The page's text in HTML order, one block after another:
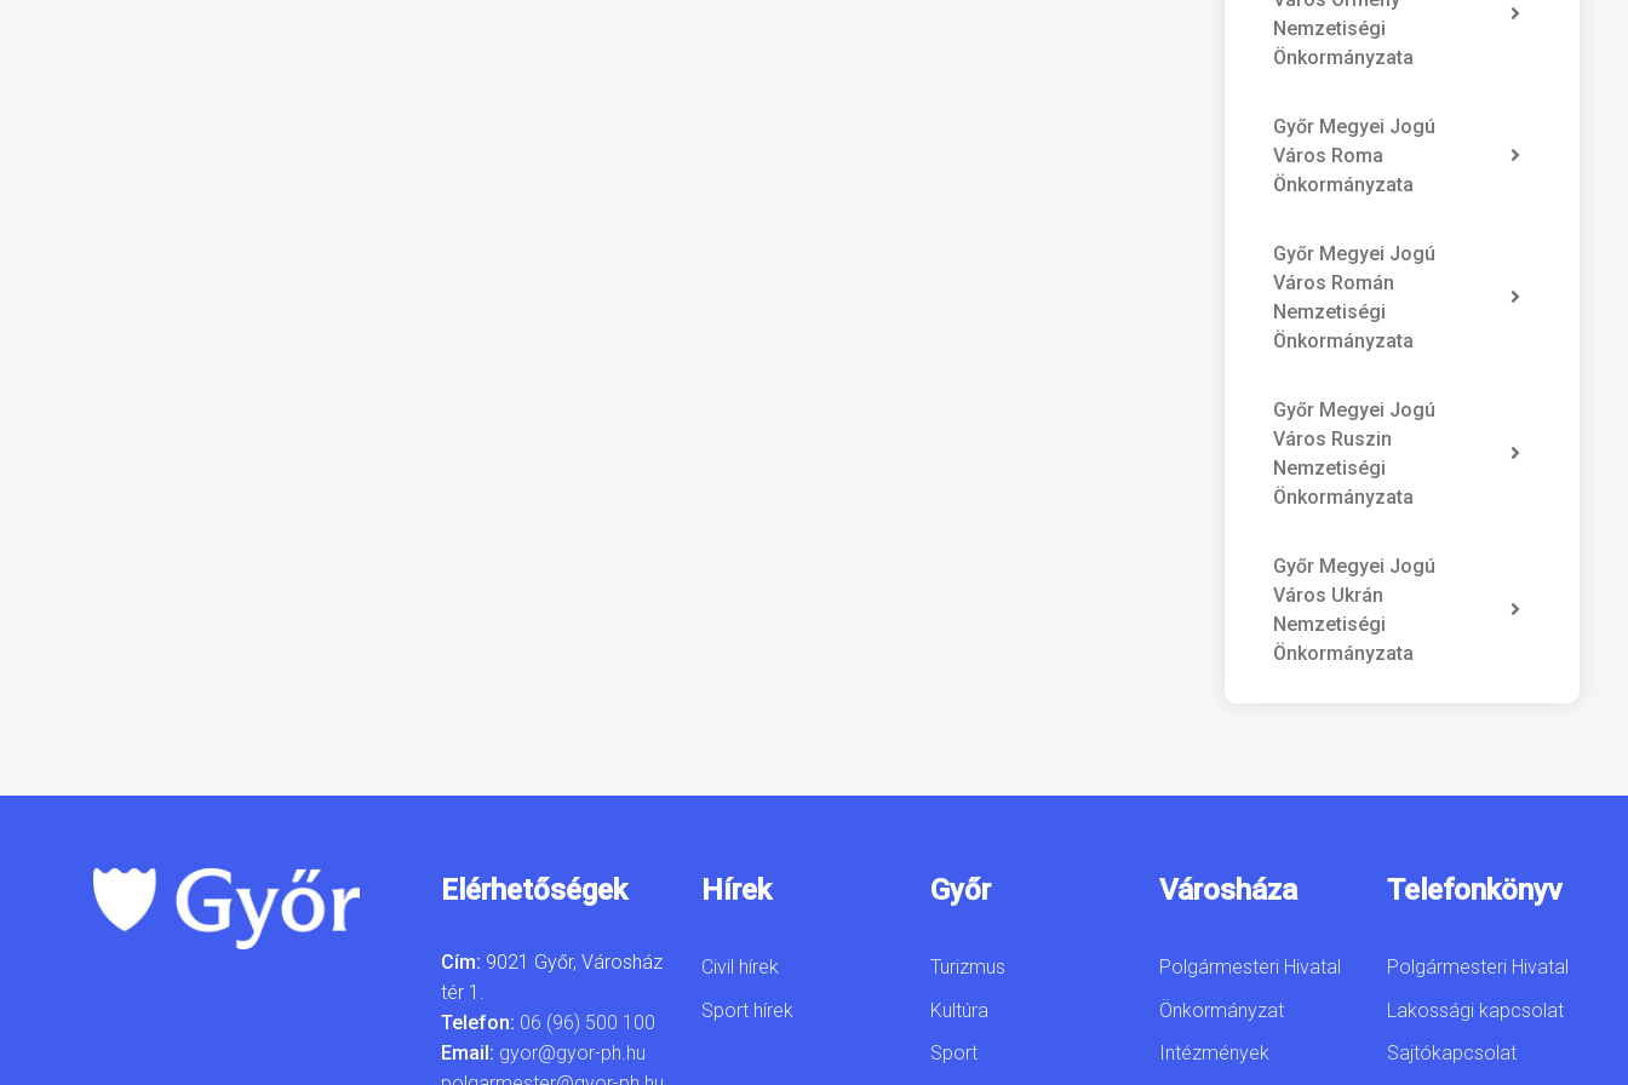
Nemzetiségi
Önkormányzata
Győr Megyei Jogú
Város Roma
Önkormányzata
Győr Megyei Jogú
Város Román
Nemzetiségi
Önkormányzata
Győr Megyei Jogú
Város Ruszin
Nemzetiségi
Önkormányzata
Győr Megyei Jogú
Város Ukrán
Nemzetiségi
Önkormányzata
Elérhetőségek
Cím: 9021 Győr, Városház
tér 1.
Telefon: 06 (96) 500 100
Email: gyor@gyor-ph.hu
Hírek
Civil hírek
Sport hírek
Győr
Turizmus
Kultúra
Sport
Városháza
Polgármesteri Hivatal
Önkormányzat
Intézmények
Telefonkönyv
Polgármesteri Hivatal
Lakossági kapcsolat
Sajtókapcsolat